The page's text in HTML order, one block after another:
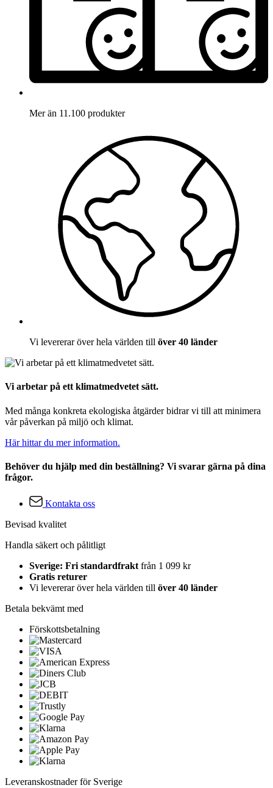
Mer än 11.100 produkter
Vi levererar över hela världen till över 40 länder
Vi arbetar på ett klimatmedvetet sätt.
Med många konkreta ekologiska åtgärder bidrar vi till att minimera
vår påverkan på miljö och klimat.
Här hittar du mer information.
Behöver du hjälp med din beställning? Vi svarar gärna på dina
frågor.
Kontakta oss
Bevisad kvalitet
Handla säkert och pålitligt
Sverige: Fri standardfrakt från 1 099 kr
Gratis returer
Vi levererar över hela världen till över 40 länder
Betala bekvämt med
Förskottsbetalning
Leveranskostnader för Sverige